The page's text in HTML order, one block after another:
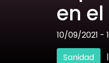
en el
10/09/2021 -
Sanidad
|